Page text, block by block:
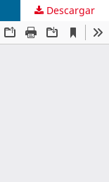
Descargar